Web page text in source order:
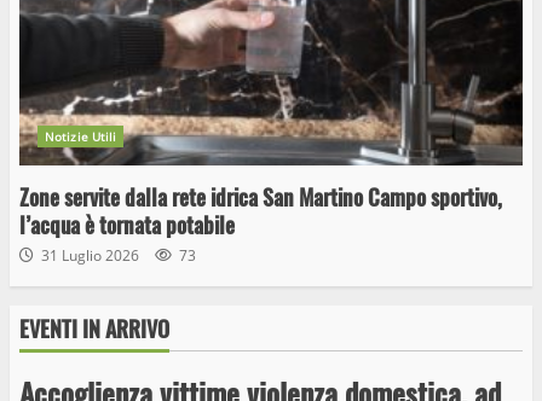
Notizie Utili
Zone servite dalla rete idrica San Martino Campo sportivo,
l’acqua è tornata potabile
31 Luglio 2026 73
EVENTI IN ARRIVO
3